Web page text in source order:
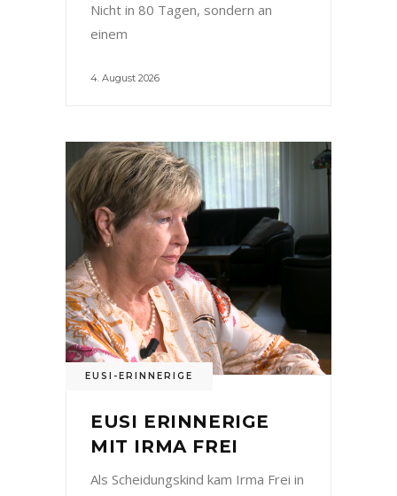
Nicht in 80 Tagen, sondern an
einem
4. August 2026
EUSI-ERINNERIGE
EUSI ERINNERIGE
MIT IRMA FREI
Als Scheidungskind kam Irma Frei in